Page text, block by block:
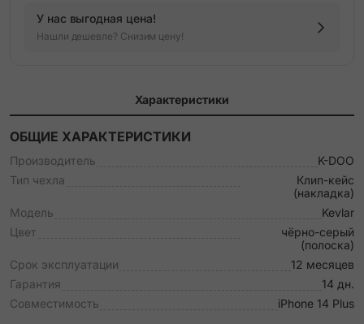
У нас выгодная цена!
Нашли дешевле? Снизим цену!
Характеристики
ОБЩИЕ ХАРАКТЕРИСТИКИ
Производитель
K-DOO
Тип чехла
Клип-кейс
(накладка)
Модель
Kevlar
Цвет
чёрно-серый
(полоска)
Срок эксплуатации
12 месяцев
Гарантия
14 дн.
Совместимость
iPhone 14 Plus